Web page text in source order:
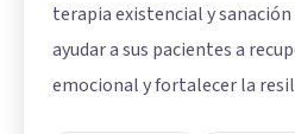
terapia existencial y
ayudar a sus pacientes a
emocional y fortalecer la